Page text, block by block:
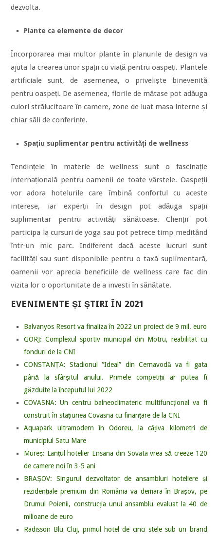
dezvolta.
Plante ca elemente de decor
Încorporarea mai multor plante în planurile de design va
ajuta la crearea unor spații cu viață pentru oaspeți. Plantele
artificiale sunt, de asemenea, o priveliște binevenită
pentru oaspeți. De asemenea, florile de mătase pot adăuga
culori strălucitoare în camere, zone de luat masa interne și
chiar săli de conferințe.
Spațiu suplimentar pentru activități de wellness
Tendințele în materie de wellness sunt o fascinație
internațională pentru oamenii de toate vârstele. Oaspeții
vor adora hotelurile care îmbină confortul cu aceste
interese, iar experții în design pot adăuga spații
suplimentar pentru activități sănătoase. Clienții pot
participa la cursuri de yoga sau pot petrece timp meditând
într-un mic parc. Indiferent dacă aceste lucruri sunt
facilități sau sunt disponibile pentru o taxă suplimentară,
oamenii vor aprecia beneficiile de wellness care fac din
vizita lor o oportunitate de a investi în sănătate.
EVENIMENTE ȘI ȘTIRI ÎN 2021
Balvanyos Resort va finaliza în 2022 un proiect de 9 mil. euro
GORJ: Complexul sportiv municipal din Motru, reabilitat cu
fonduri de la CNI
CONSTANȚA: Stadionul “Ideal” din Cernavodă va fi gata
până la sfârșitul anului. Primele competiții ar putea fi
găzduite la începutul lui 2022
COVASNA: Un centru balneoclimateric multifuncțional va fi
construit în stațiunea Covasna cu finanțare de la CNI
Aquapark ultramodern în Odoreu, la câțiva kilometri de
municipiul Satu Mare
Mureș: Lanțul hotelier Ensana din Sovata vrea să creeze 120
de camere noi în 3-5 ani
BRAȘOV: Singurul dezvoltator de ansambluri hoteliere și
rezidențiale premium din România va demara în Brașov, pe
Drumul Poienii, construcția unui ansamblu evaluat la 40 de
milioane de euro
Radisson Blu Cluj, primul hotel de cinci stele sub un brand